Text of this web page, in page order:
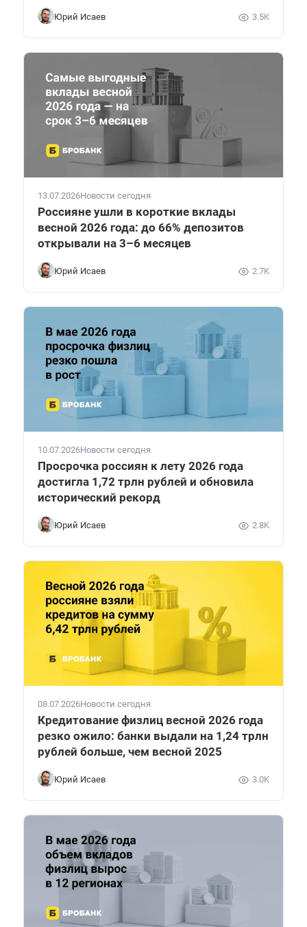
Юрий Исаев 3.5K
13.07.2026Новости сегодня
Россияне ушли в короткие вклады
весной 2026 года: до 66% депозитов
открывали на 3–6 месяцев
Юрий Исаев 2.7K
10.07.2026Новости сегодня
Просрочка россиян к лету 2026 года
достигла 1,72 трлн рублей и обновила
исторический рекорд
Юрий Исаев 2.8K
08.07.2026Новости сегодня
Кредитование физлиц весной 2026 года
резко ожило: банки выдали на 1,24 трлн
рублей больше, чем весной 2025
Юрий Исаев 3.0K